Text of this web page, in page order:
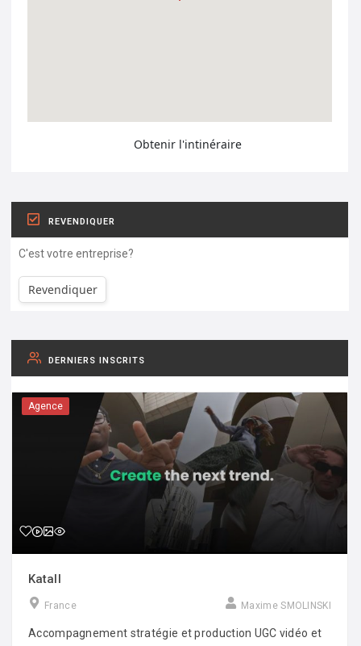
Obtenir l'intinéraire
REVENDIQUER
C'est votre entreprise?
Revendiquer
DERNIERS INSCRITS
Agence
Katall
France Maxime SMOLINSKI
Accompagnement stratégie et production UGC vidéo et